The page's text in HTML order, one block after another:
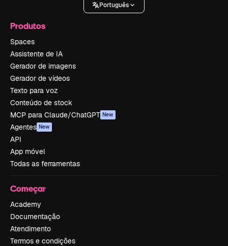
Português
Produtos
Spaces
Assistente de IA
Gerador de imagens
Gerador de vídeos
Texto para voz
Conteúdo de stock
MCP para Claude/ChatGPT New
Agentes New
API
App móvel
Todas as ferramentas
Começar
Academy
Documentação
Atendimento
Termos e condições